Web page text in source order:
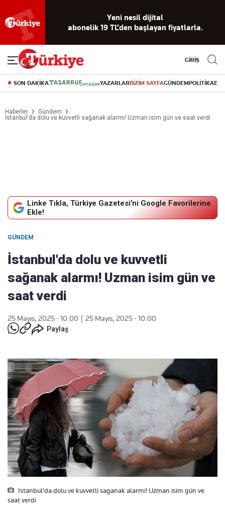
Yeni nesil dijital
abonelik 19 TL’den başlayan fiyatlarla.
GİRİŞ
SON DAKİKA YAZARLARBİZİM SAYFAGÜNDEMPOLİTİKA
Haberler
Gündem
İstanbul'da dolu ve kuvvetli sağanak alarmı! Uzman isim gün ve saat verdi
Linke Tıkla, Türkiye Gazetesi'ni Google Favorilerine
Ekle!
GÜNDEM
İstanbul'da dolu ve kuvvetli
sağanak alarmı! Uzman isim gün ve
saat verdi
25 Mayıs, 2025 - 10:00
25 Mayıs, 2025 - 10:00
Paylaş
Istanbul'da dolu ve kuvvetli saganak alarmi! Uzman isim gün ve
saat verdi